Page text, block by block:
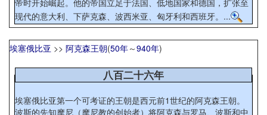
帝时开始崛起。他的帝国立足于法国、低地国家和德国，扩张至
现代的意大利、下萨克森、波西米亚、匈牙利和西班牙。...
埃塞俄比亚 >> 阿克森王朝(50年～940年)
八百二十六年
埃塞俄比亚第一个可考证的王朝是西元前1世纪的阿克森王朝。
波斯的先知摩尼（摩尼教的创始者）将阿克森与罗马、波斯和中